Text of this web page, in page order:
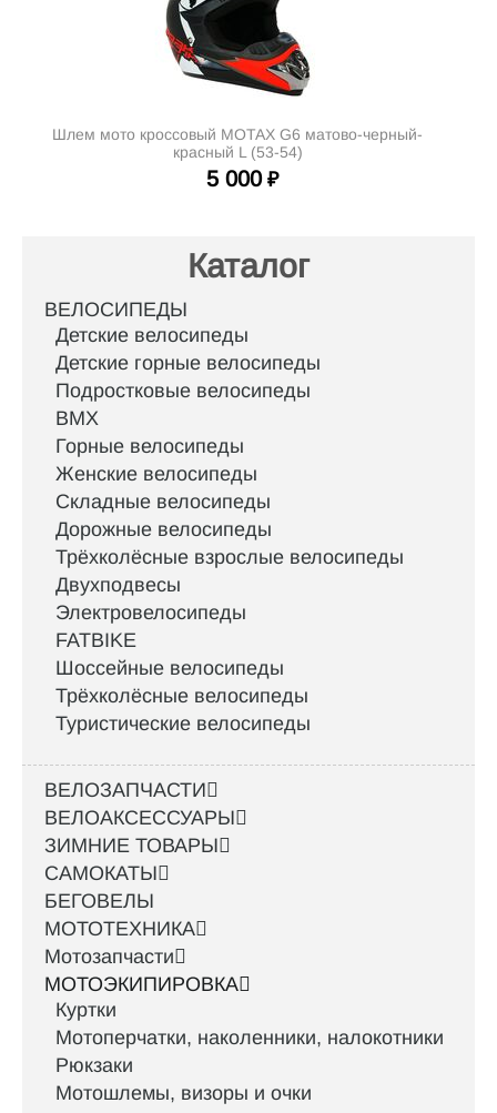
Шлем мото кроссовый MOTAX G6 матово-черный-
красный L (53-54)
5 000 ₽
Каталог
ВЕЛОСИПЕДЫ
Детские велосипеды
Детские горные велосипеды
Подростковые велосипеды
BMX
Горные велосипеды
Женские велосипеды
Складные велосипеды
Дорожные велосипеды
Трёхколёсные взрослые велосипеды
Двухподвесы
Электровелосипеды
FATBIKE
Шоссейные велосипеды
Трёхколёсные велосипеды
Туристические велосипеды
ВЕЛОЗАПЧАСТИ
ВЕЛОАКСЕССУАРЫ
ЗИМНИЕ ТОВАРЫ
САМОКАТЫ
БЕГОВЕЛЫ
МОТОТЕХНИКА
Мотозапчасти
МОТОЭКИПИРОВКА
Куртки
Мотоперчатки, наколенники, налокотники
Рюкзаки
Мотошлемы, визоры и очки